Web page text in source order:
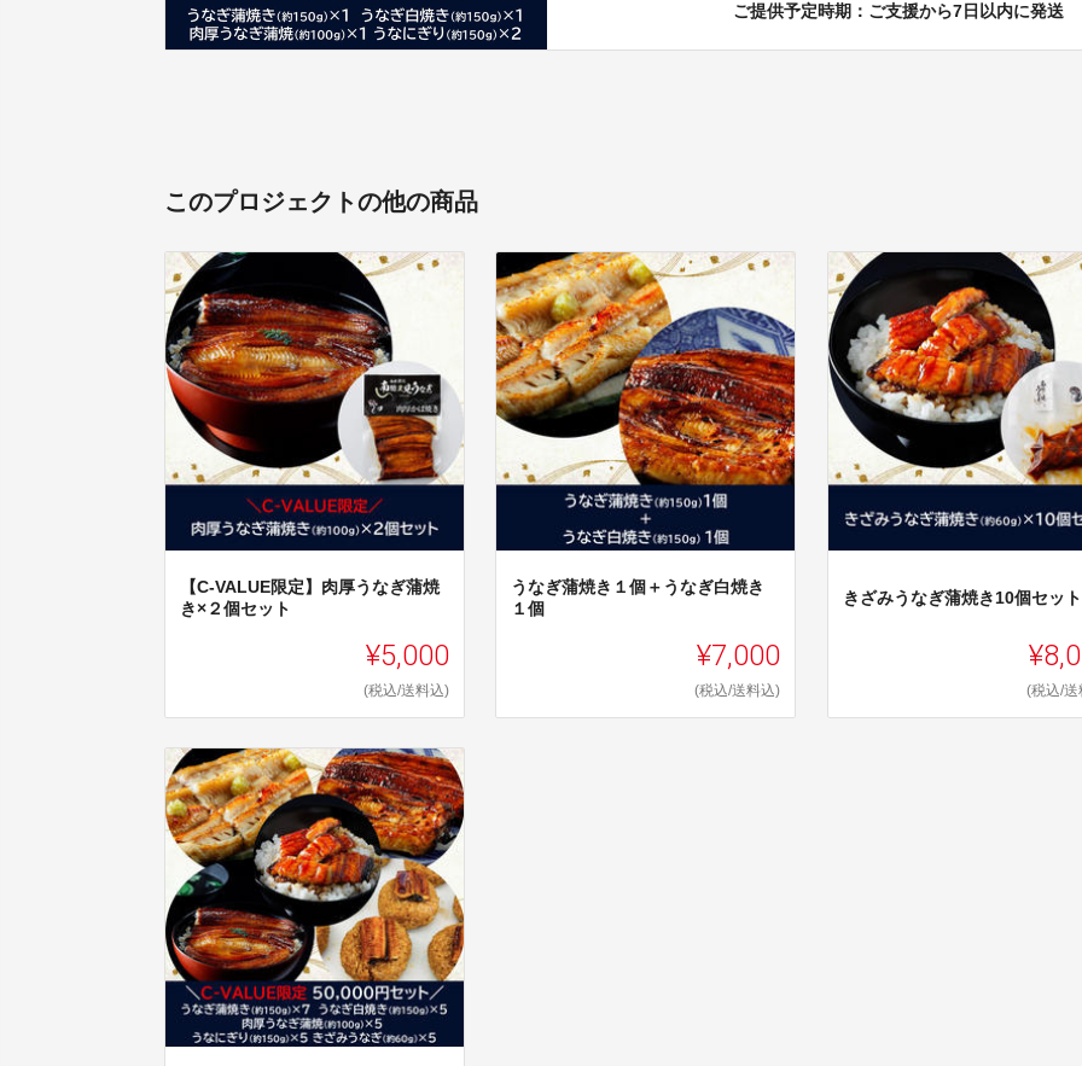
ご提供予定時期：ご支援から7日以内に発送
このプロジェクトの他の商品
【C-VALUE限定】肉厚うなぎ蒲焼
き×２個セット
¥5,000
(税込/送料込)
うなぎ蒲焼き１個＋うなぎ白焼き
１個
¥7,000
(税込/送料込)
きざみうなぎ蒲焼き10個セット
(税込/送